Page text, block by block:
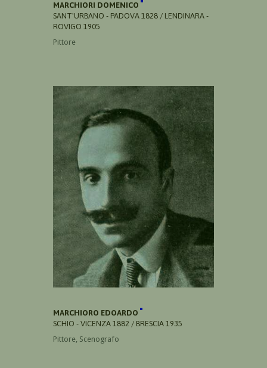
MARCHIORI DOMENICO
SANT'URBANO - PADOVA 1828 / LENDINARA -
ROVIGO 1905
Pittore
MARCHIORO EDOARDO
SCHIO - VICENZA 1882 / BRESCIA 1935
Pittore, Scenografo